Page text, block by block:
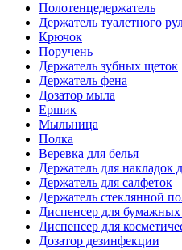
Полотенцедержатель
Держатель туалетного
Крючок
Поручень
Держатель зубных щеток
Держатель фена
Дозатор мыла
Eршик
Мыльница
Полка
Веревка для белья
Держатель для накладок
Держатель для салфеток
Держатель стеклянной
Диспенсер для бумажных
Диспенсер для
Дозатор дезинфекции